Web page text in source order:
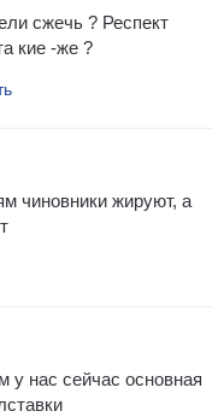
сжечь ? Респект
кие -же ?
чиновники жируют, а
у нас сейчас основная